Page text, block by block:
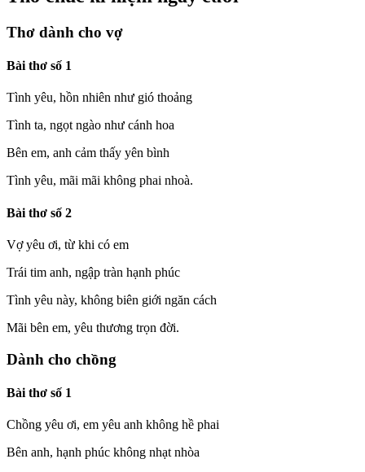
Thơ dành cho vợ
Bài thơ số 1
Tình yêu, hồn nhiên như gió thoảng
Tình ta, ngọt ngào như cánh hoa
Bên em, anh cảm thấy yên bình
Tình yêu, mãi mãi không phai nhoà.
Bài thơ số 2
Vợ yêu ơi, từ khi có em
Trái tim anh, ngập tràn hạnh phúc
Tình yêu này, không biên giới ngăn cách
Mãi bên em, yêu thương trọn đời.
Dành cho chồng
Bài thơ số 1
Chồng yêu ơi, em yêu anh không hề phai
Bên anh, hạnh phúc không nhạt nhòa